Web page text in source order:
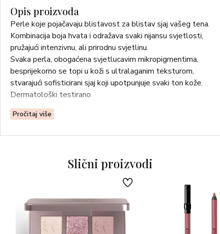
Opis proizvoda
Perle koje pojačavaju blistavost za blistav sjaj vašeg tena.
Kombinacija boja hvata i odražava svaki nijansu svjetlosti,
pružajući intenzivnu, ali prirodnu svjetlinu.
Svaka perla, obogaćena svjetlucavim mikropigmentima,
besprijekorno se topi u koži s ultralaganim teksturom,
stvarajući sofisticirani sjaj koji upotpunjuje svaki ton kože.
Dermatološki testirano
Pročitaj više
Slični proizvodi